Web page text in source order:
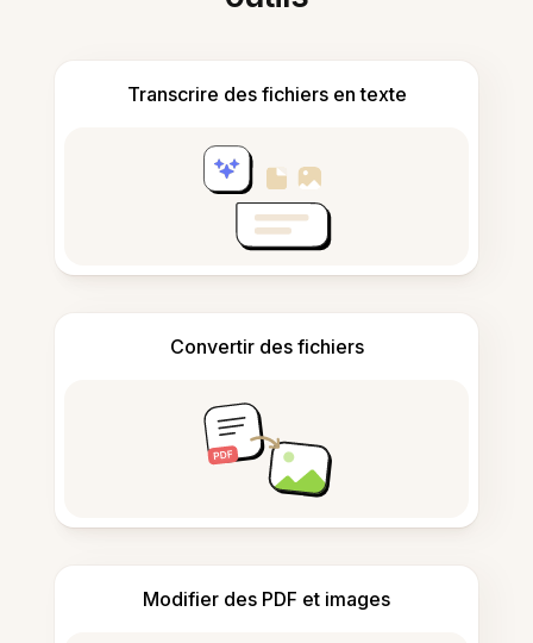
Transcrire des fichiers en texte
Convertir des fichiers
Modifier des PDF et images